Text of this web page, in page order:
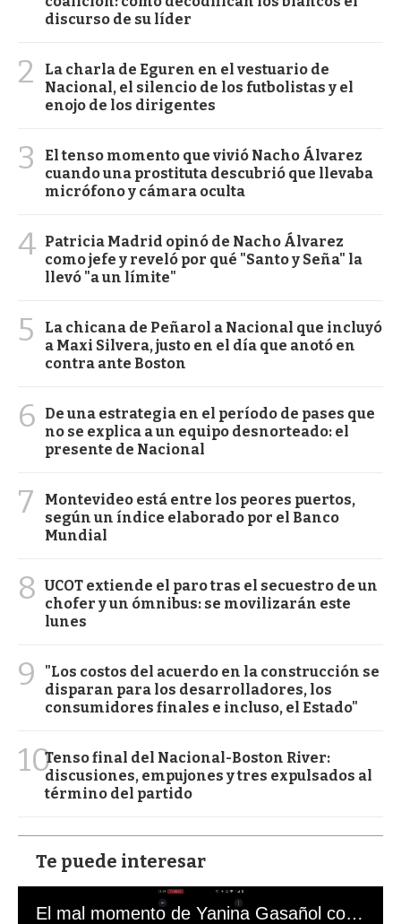
discurso de su líder
2
La charla de Eguren en el vestuario de
Nacional, el silencio de los futbolistas y el
enojo de los dirigentes
3
El tenso momento que vivió Nacho Álvarez
cuando una prostituta descubrió que llevaba
micrófono y cámara oculta
4 Patricia Madrid opinó de Nacho Álvarez
como jefe y reveló por qué "Santo y Seña" la
llevó "a un límite"
5
La chicana de Peñarol a Nacional que incluyó
a Maxi Silvera, justo en el día que anotó en
contra ante Boston
6
De una estrategia en el período de pases que
no se explica a un equipo desnorteado: el
presente de Nacional
7
Montevideo está entre los peores puertos,
según un índice elaborado por el Banco
Mundial
8 UCOT extiende el paro tras el secuestro de un
chofer y un ómnibus: se movilizarán este
lunes
9
"Los costos del acuerdo en la construcción se
disparan para los desarrolladores, los
consumidores finales e incluso, el Estado"
10Tenso final del Nacional-Boston River:
discusiones, empujones y tres expulsados al
término del partido
Te puede interesar
El mal momento de Yanina Gasañol con un hincha argentino en "Subrayado"